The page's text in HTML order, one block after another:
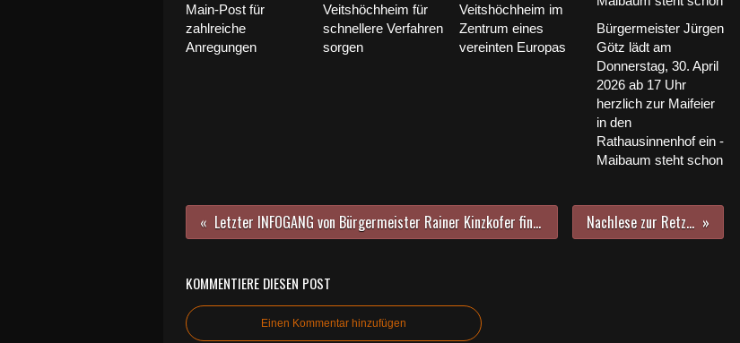
Main-Post für
zahlreiche
Anregungen
Veitshöchheim für
schnellere Verfahren
sorgen
Veitshöchheim im
Zentrum eines
vereinten Europas
Bürgermeister Jürgen
Götz lädt am
Donnerstag, 30. April
2026 ab 17 Uhr
herzlich zur Maifeier
in den
Rathausinnenhof ein -
Maibaum steht schon
Letzter INFOGANG von Bürgermeister Rainer Kinzkofer findet bei 90 Bürgern großen Anklang - Teil 3 - Markushof erweitert um Internatsgebäude - Kleinod Markuskapelle Nachlese zur Retzbachwallfahrt 2013 der Kuratiegemeinde
KOMMENTIERE DIESEN POST
Einen Kommentar hinzufügen